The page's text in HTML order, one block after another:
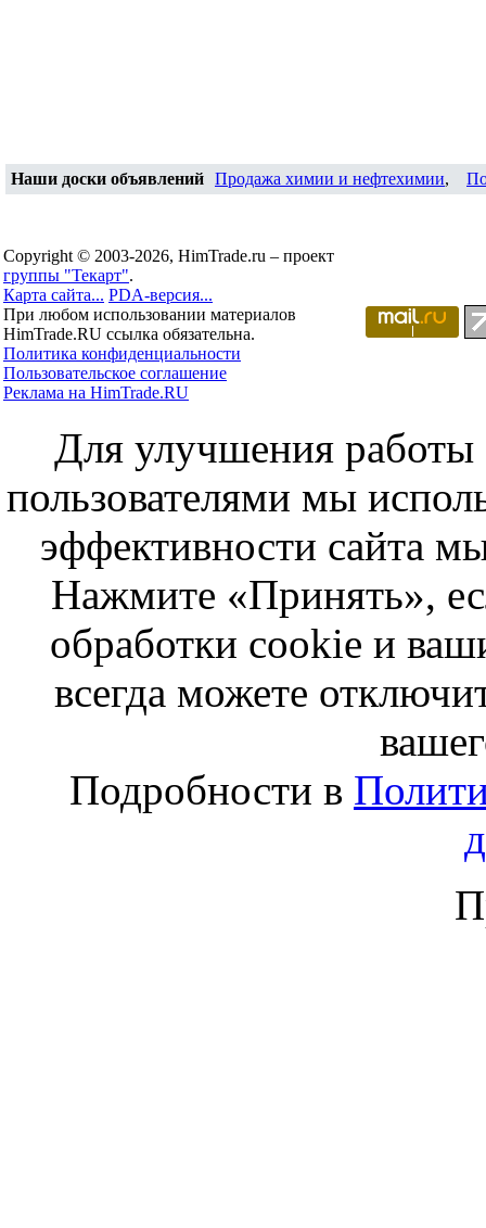
Наши доски объявлений Продажа химии и нефтехимии,
Copyright © 2003-2026, HimTrade.ru – проект
группы "Текарт".
Карта сайта... PDA-версия...
При любом использовании материалов
HimTrade.RU ссылка обязательна.
Политика конфиденциальности
Пользовательское соглашение
Реклама на HimTrade.RU
Для улучшения работы
пользователями мы
эффективности сайта
Нажмите «Принять»,
обработки cookie и
всегда можете
Подробности в